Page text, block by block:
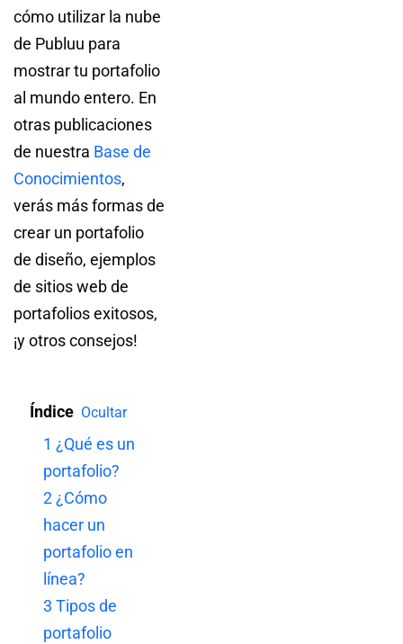
cómo utilizar la nube
de Publuu para
mostrar tu portafolio
al mundo entero. En
otras publicaciones
de nuestra Base de
Conocimientos,
verás más formas de
crear un portafolio
de diseño, ejemplos
de sitios web de
portafolios exitosos,
¡y otros consejos!
Índice Ocultar
1 ¿Qué es un
portafolio?
2¿Cómo
hacer un
portafolio en
línea?
3 Tipos de
portafolio